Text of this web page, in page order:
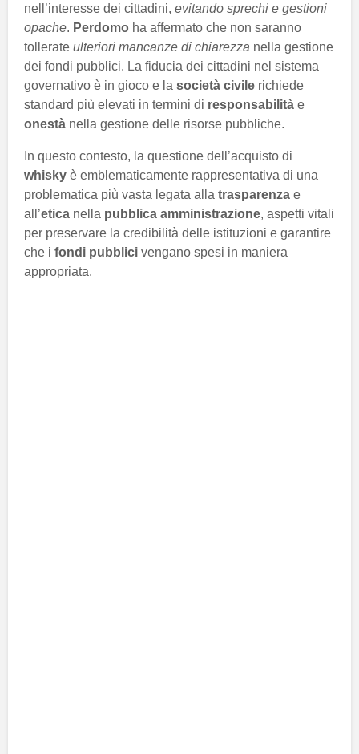
nell’interesse dei cittadini, evitando sprechi e gestioni
opache. Perdomo ha affermato che non saranno
tollerate ulteriori mancanze di chiarezza nella gestione
dei fondi pubblici. La fiducia dei cittadini nel sistema
governativo è in gioco e la società civile richiede
standard più elevati in termini di responsabilità e
onestà nella gestione delle risorse pubbliche.
In questo contesto, la questione dell’acquisto di
whisky è emblematicamente rappresentativa di una
problematica più vasta legata alla trasparenza e
all’etica nella pubblica amministrazione, aspetti vitali
per preservare la credibilità delle istituzioni e garantire
che i fondi pubblici vengano spesi in maniera
appropriata.